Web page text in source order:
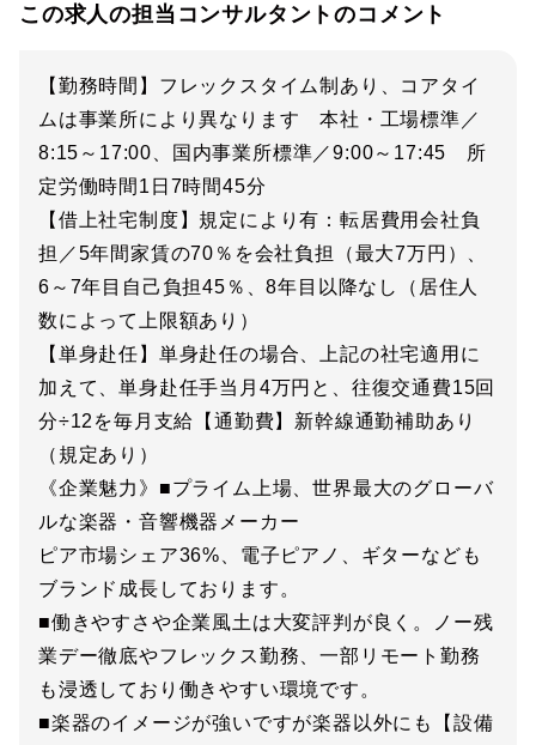
この求人の担当コンサルタントのコメント
【勤務時間】フレックスタイム制あり、コアタイ
ムは事業所により異なります 本社・工場標準／
8:15～17:00、国内事業所標準／9:00～17:45 所
定労働時間1日7時間45分
【借上社宅制度】規定により有：転居費用会社負
担／5年間家賃の70％を会社負担（最大7万円）、
6～7年目自己負担45％、8年目以降なし（居住人
数によって上限額あり）
【単身赴任】単身赴任の場合、上記の社宅適用に
加えて、単身赴任手当月4万円と、往復交通費15回
分÷12を毎月支給【通勤費】新幹線通勤補助あり
（規定あり）
《企業魅力》■プライム上場、世界最大のグローバ
ルな楽器・音響機器メーカー
ピア市場シェア36%、電子ピアノ、ギターなども
ブランド成長しております。
■働きやすさや企業風土は大変評判が良く。ノー残
業デー徹底やフレックス勤務、一部リモート勤務
も浸透しており働きやすい環境です。
■楽器のイメージが強いですが楽器以外にも【設備